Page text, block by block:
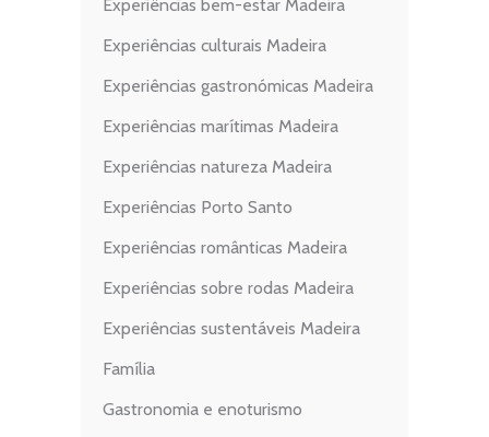
Experiências bem-estar Madeira
Experiências culturais Madeira
Experiências gastronómicas Madeira
Experiências marítimas Madeira
Experiências natureza Madeira
Experiências Porto Santo
Experiências românticas Madeira
Experiências sobre rodas Madeira
Experiências sustentáveis Madeira
Família
Gastronomia e enoturismo